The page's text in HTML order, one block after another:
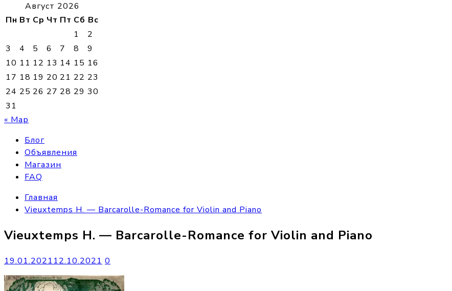
Август 2026
Пн Вт Ср Чт Пт Сб Вс
1
2
3
4 5 6 7 8
9
10 11 12 13 14 15 16
17 18 19 20 21 22 23
24 25 26 27 28 29 30
31
« Мар
Блог
Объявления
Магазин
FAQ
Главная
Vieuxtemps H. — Barcarolle-Romance for Violin and Piano
Vieuxtemps H. — Barcarolle-Romance for Violin and Piano
19.01.2021 12.10.2021 0